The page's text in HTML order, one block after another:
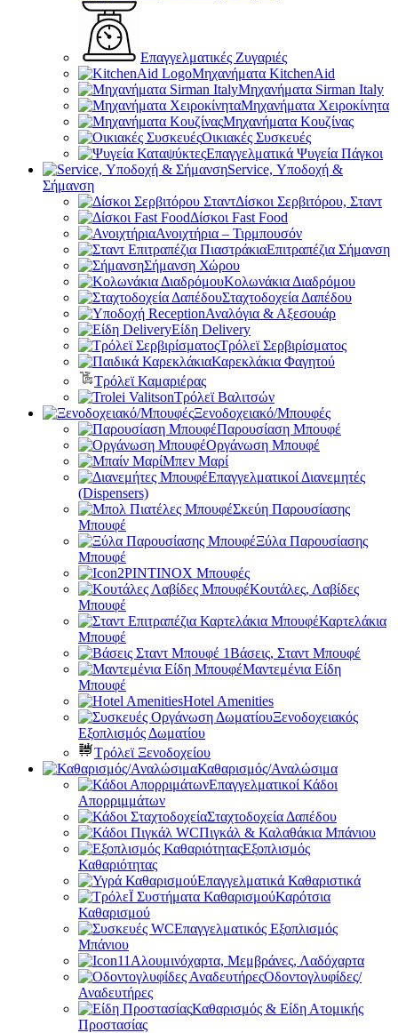
Επαγγελματικές Ζυγαριές
Μηχανήματα KitchenAid
Μηχανήματα Sirman Italy
Μηχανήματα Χειροκίνητα
Μηχανήματα Κουζίνας
Οικιακές Συσκευές
Επαγγελματικά Ψυγεία Πάγκοι
Service, Υποδοχή &
Σήμανση
Δίσκοι Σερβιτόρου, Σταντ
Δίσκοι Fast Food
Ανοιχτήρια – Τιρμπουσόν
Επιτραπέζια Σήμανση
Σήμανση Χώρου
Κολωνάκια Διαδρόμου
Σταχτοδοχεία Δαπέδου
Αναλόγια & Αξεσουάρ
Είδη Delivery
Τρόλεϊ Σερβιρίσματος
Καρεκλάκια Φαγητού
Τρόλεϊ Καμαριέρας
Τρόλεϊ Βαλιτσών
Ξενοδοχειακό/Μπουφές
Παρουσίαση Μπουφέ
Οργάνωση Μπουφέ
Μπεν Μαρί
Επαγγελματικοί Διανεμητές
(Dispensers)
Σκεύη Παρουσίασης
Μπουφέ
Ξύλα Παρουσίασης
Μπουφέ
PINTINOX Μπουφές
Κουτάλες, Λαβίδες
Μπουφέ
Καρτελάκια
Μπουφέ
Βάσεις, Σταντ Μπουφέ
Μαντεμένια Είδη
Μπουφέ
Hotel Amenities
Ξενοδοχειακός
Εξοπλισμός Δωματίου
Τρόλεϊ Ξενοδοχείου
Καθαρισμός/Αναλώσιμα
Επαγγελματικοί Κάδοι
Απορριμμάτων
Σταχτοδοχεία Δαπέδου
Πιγκάλ & Καλαθάκια Μπάνιου
Εξοπλισμός
Καθαριότητας
Επαγγελματικά Καθαριστικά
Καρότσια
Καθαρισμού
Επαγγελματικός Εξοπλισμός
Μπάνιου
Αλουμινόχαρτα, Μεμβράνες, Λαδόχαρτα
Οδοντογλυφίδες/
Αναδευτήρες
Καθαρισμός & Είδη Ατομικής
Προστασίας